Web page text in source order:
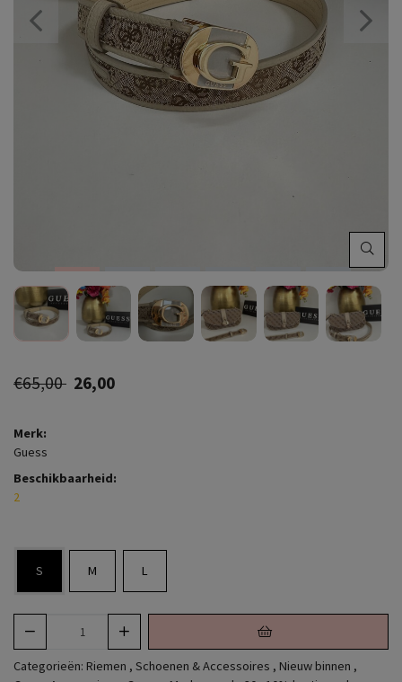
€65,00 26,00
Merk:
Guess
Beschikbaarheid:
2
S M L
Categorieën: Riemen , Schoenen & Accessoires , Nieuw binnen ,